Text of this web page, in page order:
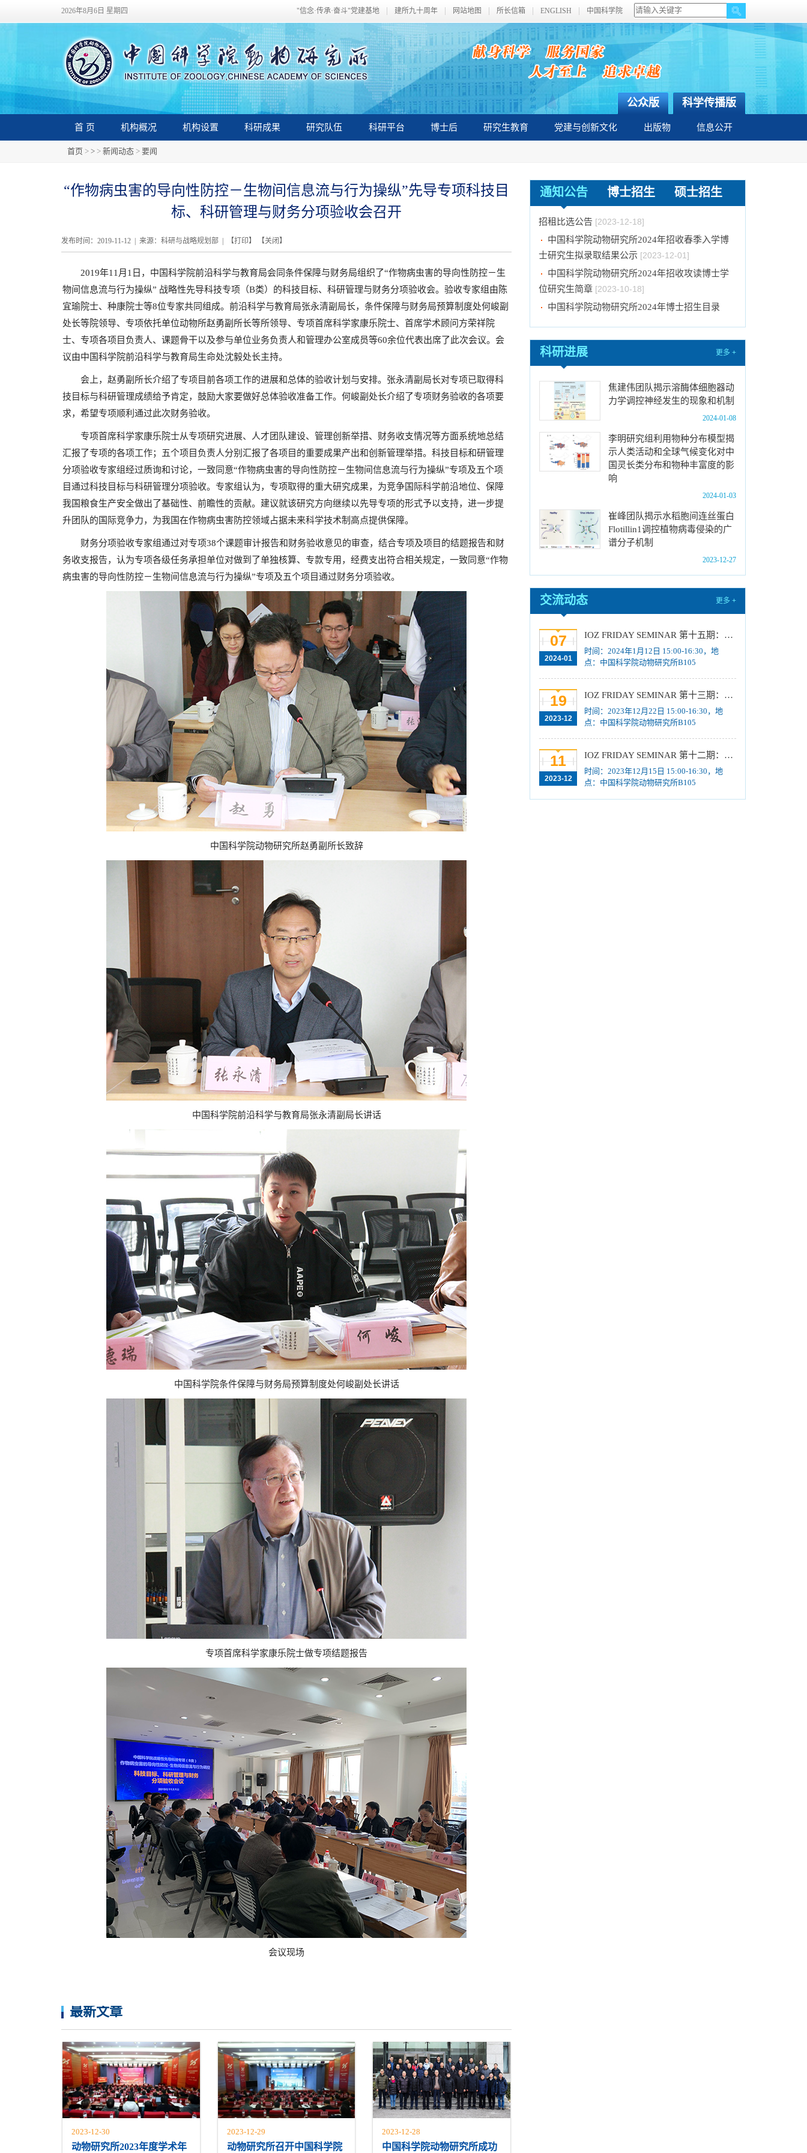
2026年8月6日 星期四 "信念·传承·奋斗"党建基地 建所九十周年 网站地图 所长信箱 ENGLISH 中国科学院
科学传播版
公众版
首 页 机构概况 机构设置 科研成果 研究队伍 科研平台 博士后 研究生教育 党建与创新文化 出版物 信息公开
首页 > > > 新闻动态 > 要闻
“作物病虫害的导向性防控－生物间信息流与行为操纵”先导专项科技目
标、科研管理与财务分项验收会召开
发布时间：2019-11-12 | 来源：科研与战略规划部 | 【打印】 【关闭 】
2019年11月1日，中国科学院前沿科学与教育局会同条件保障与财务局组织了“作物病虫害的导向性防控－生
物间信息流与行为操纵” 战略性先导科技专项（B类）的科技目标、科研管理与财务分项验收会。验收专家组由陈
宜瑜院士、种康院士等8位专家共同组成。前沿科学与教育局张永清副局长，条件保障与财务局预算制度处何峻副
处长等院领导、专项依托单位动物所赵勇副所长等所领导、专项首席科学家康乐院士、首席学术顾问方荣祥院
士、专项各项目负责人、课题骨干以及参与单位业务负责人和管理办公室成员等60余位代表出席了此次会议。会
议由中国科学院前沿科学与教育局生命处沈毅处长主持。
会上，赵勇副所长介绍了专项目前各项工作的进展和总体的验收计划与安排。张永清副局长对专项已取得科
技目标与科研管理成绩给予肯定，鼓励大家要做好总体验收准备工作。何峻副处长介绍了专项财务验收的各项要
求，希望专项顺利通过此次财务验收。
专项首席科学家康乐院士从专项研究进展、人才团队建设、管理创新举措、财务收支情况等方面系统地总结
汇报了专项的各项工作；五个项目负责人分别汇报了各项目的重要成果产出和创新管理举措。科技目标和研管理
分项验收专家组经过质询和讨论，一致同意“作物病虫害的导向性防控－生物间信息流与行为操纵”专项及五个项
目通过科技目标与科研管理分项验收。专家组认为，专项取得的重大研究成果，为竞争国际科学前沿地位、保障
我国粮食生产安全做出了基础性、前瞻性的贡献。建议就该研究方向继续以先导专项的形式予以支持，进一步提
升团队的国际竞争力，为我国在作物病虫害防控领域占据未来科学技术制高点提供保障。
财务分项验收专家组通过对专项38个课题审计报告和财务验收意见的审查，结合专项及项目的结题报告和财
务收支报告，认为专项各级任务承担单位对做到了单独核算、专款专用，经费支出符合相关规定，一致同意“作物
病虫害的导向性防控－生物间信息流与行为操纵”专项及五个项目通过财务分项验收。
中国科学院动物研究所赵勇副所长致辞
中国科学院前沿科学与教育局张永清副局长讲话
中国科学院条件保障与财务局预算制度处何峻副处长讲话
专项首席科学家康乐院士做专项结题报告
会议现场
最新文章
2023-12-30
动物研究所2023年度学术年
2023-12-29
动物研究所召开中国科学院
2023-12-28
中国科学院动物研究所成功
通知公告 博士招生 硕士招生
中国科学院动物研究所国家动物博物馆文创商店
中国科学院动物研究所2024年招收春季入学博
士研究生拟录取结果公示[2023-12-01]
中国科学院动物研究所2024年招收攻读博士学
位研究生简章[2023-10-18]
中国科学院动物研究所2024年博士招生目录
[2023-10-18]
关于2023年度中国科学院杰出科技成就奖的拟
推荐公示[2023-10-16]
中国科学院动物研究所2024年推免生放弃拟录
取资格公示[2023-10-07]
关于拟通过中国科学院提名2023年度国家科学
技术奖项目的公示[2024-01-03]
中国科学院动物研究所国家动物博物馆文创商店
招租比选公告
[2023-12-18]
中国科学院动物研究所2024年招收攻读博士学
位研究生简章[2023-10-18]
四批拟录取结果公示
关于2023年度中国科学院杰出科技成就奖的拟
推荐公示
[2023-10-16]
中国科学院动物研究所2024年推免生放弃拟录
取资格公示 [2023-10-07]
科研进展 更多 +
焦建伟团队揭示溶酶体细胞器动
力学调控神经发生的现象和机制
2024-01-08
李明研究组利用物种分布模型揭
示人类活动和全球气候变化对中
国灵长类分布和物种丰富度的影
响
2024-01-03
崔峰团队揭示水稻胞间连丝蛋白
Flotillin1调控植物病毒侵染的广
谱分子机制
2023-12-27
交流动态 更多 +
07
2024-01
IOZ FRIDAY SEMINAR 第十五期：Neuronal diversification, specification and function in the hypothalamus、本能行为调控的嗅觉神经编码机制
时间：2024年1月12日 15:00-16:30，地
点：中国科学院动物研究所B105
19
2023-12
IOZ FRIDAY SEMINAR 第十三期：上皮类器官系统构建之组织力的协调与细胞应答解析、利用表观基因组编辑技术调控基因表达
时间：2023年12月22日 15:00-16:30，地
点：中国科学院动物研究所B105
11
2023-12
IOZ FRIDAY SEMINAR 第十二期：动物月节律和年节律的奥秘探究、功能性毛细血管网络的体外构建及应用
时间：2023年12月15日 15:00-16:30，地
点：中国科学院动物研究所B105